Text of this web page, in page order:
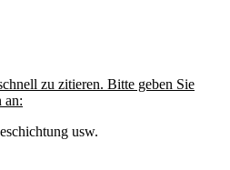
zu zitieren. Bitte geben Sie
an:
usw.